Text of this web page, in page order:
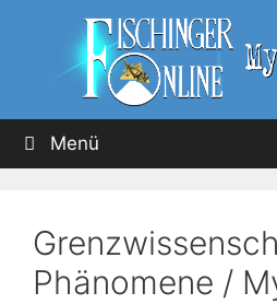
Menü
Phänomene /